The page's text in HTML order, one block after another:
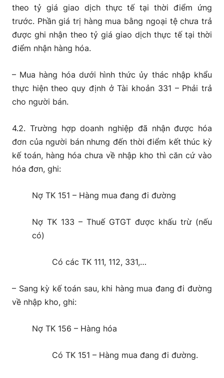
theo tỷ giá giao dịch thực tế tại thời điểm ứng
trước. Phần giá trị hàng mua bằng ngoại tệ chưa trả
được ghi nhận theo tỷ giá giao dịch thực tế tại thời
điểm nhận hàng hóa.
– Mua hàng hóa dưới hình thức ủy thác nhập khẩu
thực hiện theo quy định ở Tài khoản 331 – Phải trả
cho người bán.
4.2. Trường hợp doanh nghiệp đã nhận được hóa
đơn của người bán nhưng đến thời điểm kết thúc kỳ
kế toán, hàng hóa chưa về nhập kho thì căn cứ vào
hóa đơn, ghi:
Nợ TK 151 – Hàng mua đang đi đường
Nợ TK 133 – Thuế GTGT được khấu trừ (nếu
có)
Có các TK 111, 112, 331,…
– Sang kỳ kế toán sau, khi hàng mua đang đi đường
về nhập kho, ghi:
Nợ TK 156 – Hàng hóa
Có TK 151 – Hàng mua đang đi đường.